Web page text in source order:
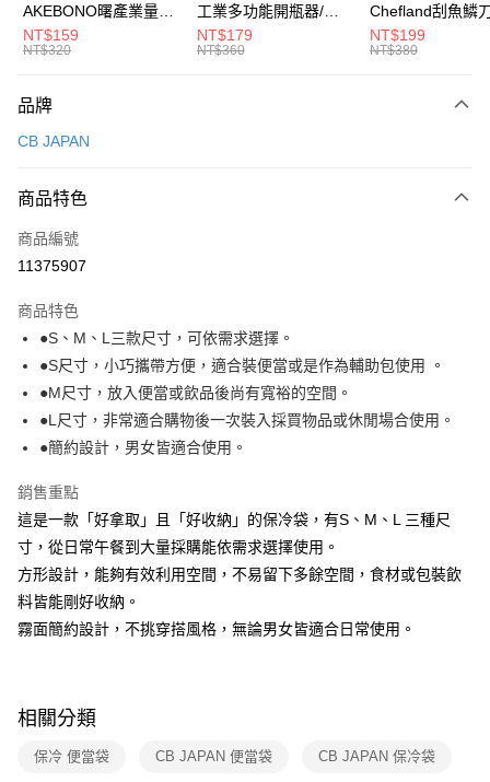
全盈+PAY
大哥付你分期
【大哥付你分期使用說明】
2.付款方式選擇「大哥付你分期」，訂單成立後會自動跳轉到大哥付的交易
成交易。
3.實際核准額度、可分期數及費用金額請依後續交易確認頁面所載為準。
4.訂單成立30分鐘內，如未前往確認交易或遇審核未通過，訂單將自動取
消。如遇「轉專審核」未通過狀況，表示未達大哥付你分期系統評分，恕無
法說明評估內容。
1.分期款項不併入電信帳單，「大哥付你分期」於每月結算日後寄送繳費提
2.透過簡訊連結打開帳單後，可選擇「超商條碼／台灣大直營門市／銀行轉
帳／街口支付／iPASS MONEY」等通路繳費。
【注意事項】
1.本服務係由「台灣大哥大股份有限公司」（以下簡稱本公司）所提供，讓
用戶於交易時，得透過本服務購買商品或服務，並由商店將買賣／分期付款
2.基於同意付款使用「大哥付你分期」之契約關係目的，商店將以您的個人
資料（包含姓名、電話或地址）提供予台灣大哥大進項蒐集、處理及利用，
由本公司與您本人進行分期帳單所需資料之確認、核對及更正。
3.完整用戶服務條款，請詳閱以下連結：https://oppay.tw/userRule
每筆NT$100，滿NT$499(含以上)免運費
每筆NT$100，滿NT$499(含以上)免運費
7-11取貨付款
每筆NT$100，滿NT$499(含以上)免運費
付款後7-11取貨
每筆NT$100，滿NT$499(含以上)免運費
宅配【父親節大回饋】限時$299免運
每筆NT$150，滿NT$299(含以上)免運費
AKEBONO曙產業量米
杯漏斗組(白)/量米杯/
米桶/量米用具/任二件8
NT$159
NT$320
工業多功能開瓶器/開
瓶器/餐廚用品/料理道
具/任二件8折
NT$179
NT$360
Chefland刮魚鱗
魚鱗器/廚房用品/
道具/任二件8折
NT$199
NT$380
品牌
CB JAPAN
商品特色
商品編號
11375907
商品特色
●S、M、L三款尺寸，可依需求選擇。
●S尺寸，小巧攜帶方便，適合裝便當或是作為輔助包使用 。
●M尺寸，放入便當或飲品後尚有寬裕的空間。
●L尺寸，非常適合購物後一次裝入採買物品或休閒場合使用。
●簡約設計，男女皆適合使用。
銷售重點
這是一款「好拿取」且「好收納」的保冷袋，有S、M、L 三種尺
寸，從日常午餐到大量採購能依需求選擇使用。
方形設計，能夠有效利用空間，不易留下多餘空間，食材或包裝飲
料皆能剛好收納。
霧面簡約設計，不挑穿搭風格，無論男女皆適合日常使用。
相關分類
保冷 便當袋 CB JAPAN 便當袋 CB JAPAN 保冷袋